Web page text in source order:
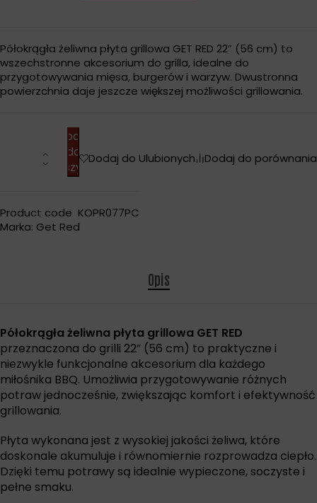
Półokrągła żeliwna płyta grillowa GET RED 22” (56 cm) to
wszechstronne akcesorium do grilla, idealne do
przygotowywania mięsa, burgerów i warzyw. Dwustronna
powierzchnia daje jeszcze większej możliwości grillowania.
Dodaj
do
koszyka
Dodaj do Ulubionych Dodaj do porównania
Product code KOPR077PC
Marka: Get Red
Opis
Półokrągła żeliwna płyta grillowa GET RED
przeznaczona do grilli 22” (56 cm) to praktyczne i
niezwykle funkcjonalne akcesorium dla każdego
miłośnika BBQ. Umożliwia przygotowywanie różnych
potraw jednocześnie, zwiększając komfort i efektywność
grillowania.
Płyta wykonana jest z wysokiej jakości żeliwa, które
doskonale akumuluje i równomiernie rozprowadza ciepło.
Dzięki temu potrawy są idealnie wypieczone, soczyste i
pełne smaku.